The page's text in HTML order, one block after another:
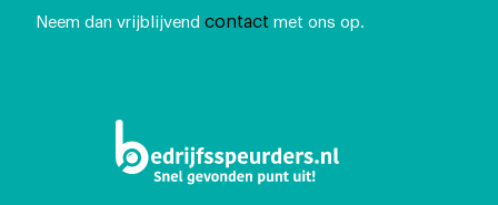
Neem dan vrijblijvend contact met ons op.